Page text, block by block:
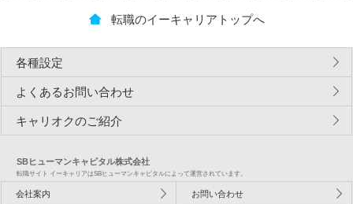
転職のイーキャリアトップへ
各種設定
よくあるお問い合わせ
キャリオクのご紹介
SBヒューマンキャピタル株式会社
転職サイト イーキャリアはSBヒューマンキャピタルによって運営されています。
会社案内 お問い合わせ